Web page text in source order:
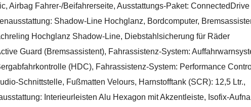
Airbag Fahrer-/Beifahrerseite, Ausstattungs-Paket: ConnectedDrive
Shadow-Line Hochglanz, Bordcomputer,
Hochglanz Shadow-Line, Diebstahlsicherung für Räder
Guard (Bremsassistent), Fahrassistenz-System:
(HDC), Fahrassistenz-System: Performance
Schnittstelle, Fußmatten Velours, Harnstofftank (SCR): 12,5 Ltr.,
Interieurleisten Alu Hexagon mit Akzentleiste, Isofix-